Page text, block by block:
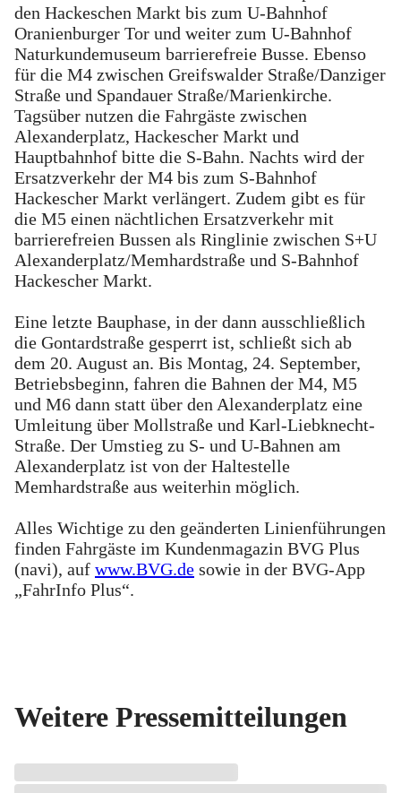
den Hackeschen Markt bis zum U-Bahnhof
Oranienburger Tor und weiter zum U-Bahnhof
Naturkundemuseum barrierefreie Busse. Ebenso
für die M4 zwischen Greifswalder Straße/Danziger
Straße und Spandauer Straße/Marienkirche.
Tagsüber nutzen die Fahrgäste zwischen
Alexanderplatz, Hackescher Markt und
Hauptbahnhof bitte die S-Bahn. Nachts wird der
Ersatzverkehr der M4 bis zum S-Bahnhof
Hackescher Markt verlängert. Zudem gibt es für
die M5 einen nächtlichen Ersatzverkehr mit
barrierefreien Bussen als Ringlinie zwischen S+U
Alexanderplatz/Memhardstraße und S-Bahnhof
Hackescher Markt.
Eine letzte Bauphase, in der dann ausschließlich
die Gontardstraße gesperrt ist, schließt sich ab
dem 20. August an. Bis Montag, 24. September,
Betriebsbeginn, fahren die Bahnen der M4, M5
und M6 dann statt über den Alexanderplatz eine
Umleitung über Mollstraße und Karl-Liebknecht-
Straße. Der Umstieg zu S- und U-Bahnen am
Alexanderplatz ist von der Haltestelle
Memhardstraße aus weiterhin möglich.
Alles Wichtige zu den geänderten Linienführungen
finden Fahrgäste im Kundenmagazin BVG Plus
(navi), auf www.BVG.de sowie in der BVG-App
„FahrInfo Plus“.
Weitere Pressemitteilungen